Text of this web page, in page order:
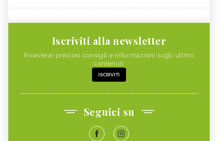
Iscriviti alla newsletter
Riceverai preziosi consigli e informazioni sugli ultimi
contenuti
ISCRIVITI
Seguici su